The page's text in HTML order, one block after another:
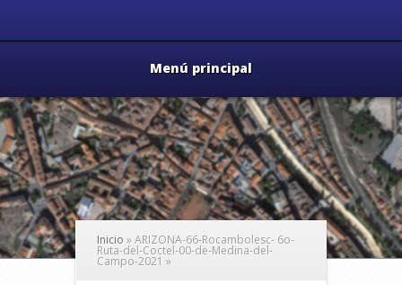
Menú principal
Inicio »ARIZONA-66-Rocambolesc- 6o-
Ruta-del-Coctel-00-de-Medina-del-
Campo-2021 »